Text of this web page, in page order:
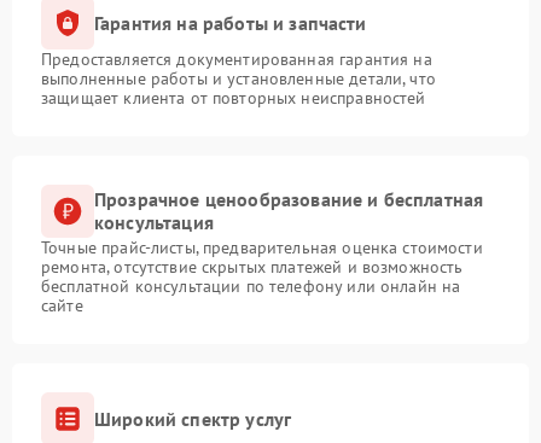
Гарантия на работы и запчасти
Предоставляется документированная гарантия на
выполненные работы и установленные детали, что
защищает клиента от повторных неисправностей
Прозрачное ценообразование и бесплатная
консультация
Точные прайс-листы, предварительная оценка стоимости
ремонта, отсутствие скрытых платежей и возможность
бесплатной консультации по телефону или онлайн на
сайте
Широкий спектр услуг